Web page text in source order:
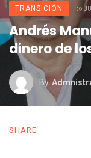
TRANSICIÓN
Andrés
dinero de
By
SHARE